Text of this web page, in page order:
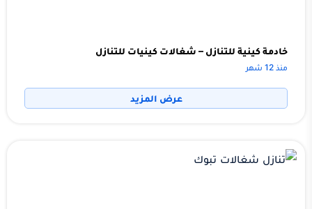
خادمة كينية للتنازل – شغالات كينيات للتنازل
منذ 12 شهر
عرض المزيد